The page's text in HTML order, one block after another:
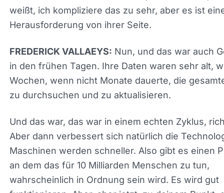
Probleme finden, diese beiden zu balancieren
natürlich die erforderliche Rechenleistung, was
Herausforderung sein wird, richtig?
Für jedes Unternehmen, das geht und jetzt
diese Berechnungen durchführen. Ständig im
Milliarden Menschen. Ich meine, ich bin sicher,
kleine Herausforderung von ihrer Seite.
FREDERICK VALLAEYS:
Nun, und das war auch
in den frühen Tagen. Ihre Daten waren sehr alt,
Wochen, wenn nicht Monate dauerte, die
zu durchsuchen und zu aktualisieren.